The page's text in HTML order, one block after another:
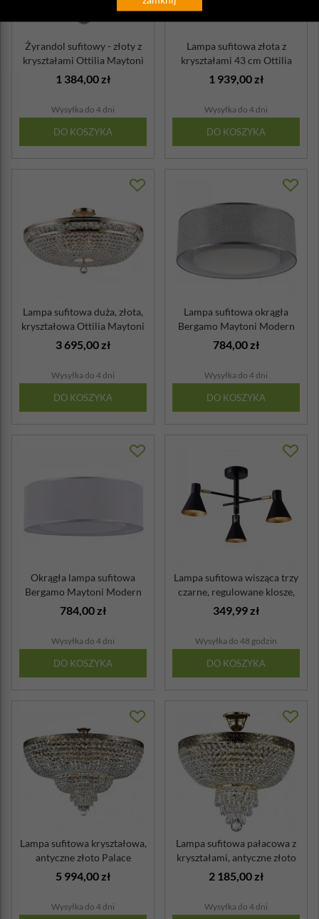
Żyrandol sufitowy - złoty z
kryształami Ottilia Maytoni
C...
1 384,00 zł
Wysyłka do 4 dni
DO KOSZYKA
Lampa sufitowa złota z
kryształami 43 cm Ottilia
Maytoni ...
1 939,00 zł
Wysyłka do 4 dni
DO KOSZYKA
Lampa sufitowa duża, złota,
kryształowa Ottilia Maytoni
C...
3 695,00 zł
Wysyłka do 4 dni
DO KOSZYKA
Lampa sufitowa okrągła
Bergamo Maytoni Modern
784,00 zł
Wysyłka do 4 dni
DO KOSZYKA
Okrągła lampa sufitowa
Bergamo Maytoni Modern
784,00 zł
Wysyłka do 4 dni
DO KOSZYKA
Lampa sufitowa wisząca trzy
czarne, regulowane klosze,
zł...
349,99 zł
Wysyłka do 48 godzin
DO KOSZYKA
Lampa sufitowa kryształowa,
antyczne złoto Palace
Maytoni...
5 994,00 zł
Wysyłka do 4 dni
Lampa sufitowa pałacowa z
kryształami, antyczne złoto
Pal...
2 185,00 zł
Wysyłka do 4 dni